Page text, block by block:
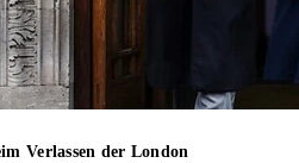
Verlassen der London